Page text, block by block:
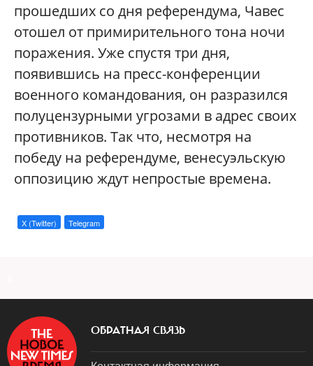
прошедших со дня референдума, Чавес
отошел от примирительного тона ночи
поражения. Уже спустя три дня,
появившись на пресс-конференции
военного командования, он разразился
полуцензурными угрозами в адрес своих
противников. Так что, несмотря на
победу на референдуме, венесуэльскую
оппозицию ждут непростые времена.
X (Twitter) Telegram
ОБРАТНАЯ СВЯЗЬ